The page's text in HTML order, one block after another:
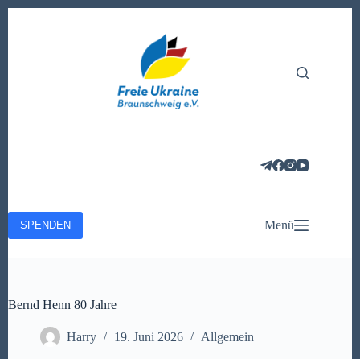
SPENDEN Menü
Bernd Henn 80 Jahre
Harry 19. Juni 2026 Allgemein